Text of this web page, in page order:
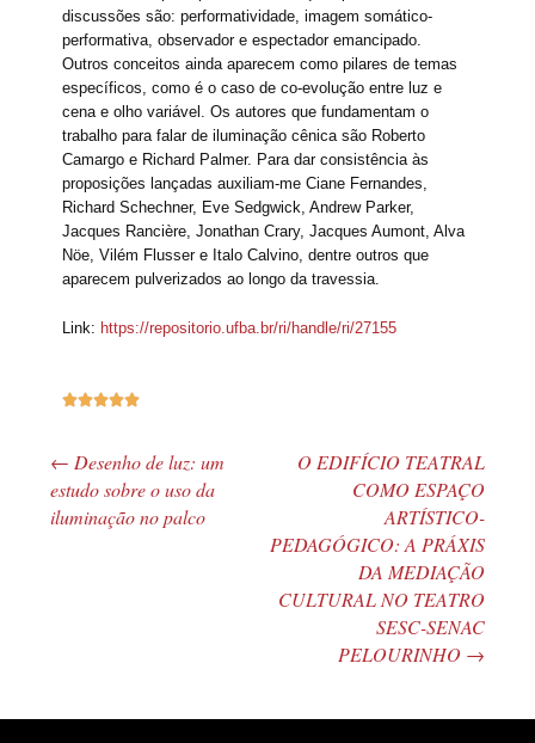
discussões são: performatividade, imagem somático-
performativa, observador e espectador emancipado.
Outros conceitos ainda aparecem como pilares de temas
específicos, como é o caso de co-evolução entre luz e
cena e olho variável. Os autores que fundamentam o
trabalho para falar de iluminação cênica são Roberto
Camargo e Richard Palmer. Para dar consistência às
proposições lançadas auxiliam-me Ciane Fernandes,
Richard Schechner, Eve Sedgwick, Andrew Parker,
Jacques Rancière, Jonathan Crary, Jacques Aumont, Alva
Nöe, Vilém Flusser e Italo Calvino, dentre outros que
aparecem pulverizados ao longo da travessia.
Link: https://repositorio.ufba.br/ri/handle/ri/27155

Navegação de posts
← Desenho de luz: um
estudo sobre o uso da
iluminação no palco
O EDIFÍCIO TEATRAL
COMO ESPAÇO
ARTÍSTICO-
PEDAGÓGICO: A PRÁXIS
DA MEDIAÇÃO
CULTURAL NO TEATRO
SESC-SENAC
PELOURINHO →